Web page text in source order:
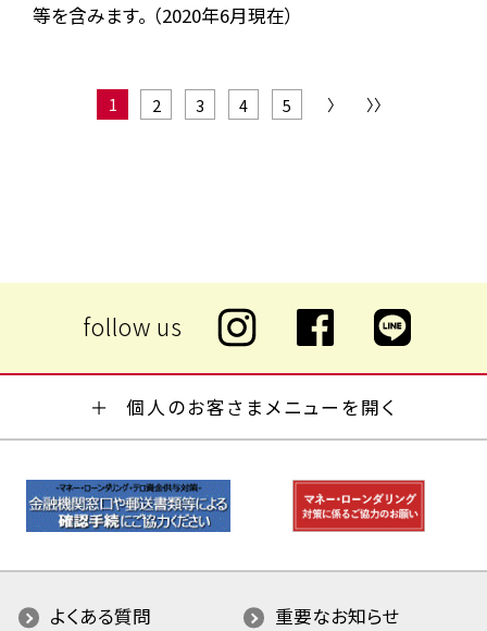
等を含みます。 （2020年6月現在）
1 2 3 4 5 〉 〉〉
個人のお客さまメニューを開く
よくある質問 重要なお知らせ